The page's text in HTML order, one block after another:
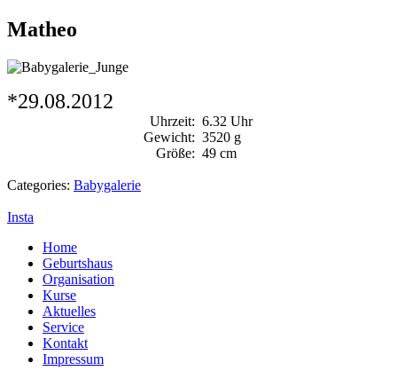
Matheo
*29.08.2012
Uhrzeit: 6.32 Uhr
Gewicht: 3520 g
Größe: 49 cm
Categories: Babygalerie
Insta
Home
Geburtshaus
Organisation
Kurse
Aktuelles
Service
Kontakt
Impressum